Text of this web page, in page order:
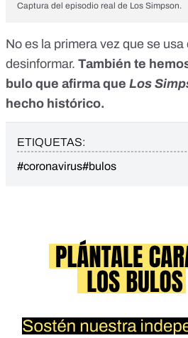
Captura del episodio real de Los Simpson.
No es la primera vez que se
desinformar. También te
bulo que afirma que Los
hecho histórico.
ETIQUETAS:
#coronavirus#bulos